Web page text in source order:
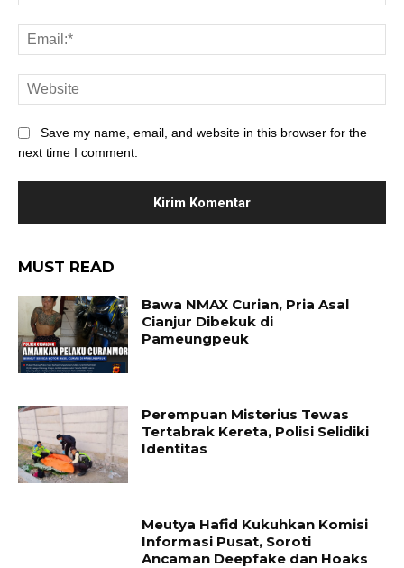
Save my name, email, and website in this browser for the
next time I comment.
MUST READ
Bawa NMAX Curian, Pria Asal
Cianjur Dibekuk di
Pameungpeuk
Perempuan Misterius Tewas
Tertabrak Kereta, Polisi Selidiki
Identitas
Meutya Hafid Kukuhkan Komisi
Informasi Pusat, Soroti
Ancaman Deepfake dan Hoaks